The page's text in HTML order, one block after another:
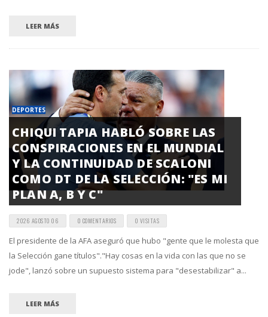
LEER MÁS
DEPORTES
CHIQUI TAPIA HABLÓ SOBRE LAS
CONSPIRACIONES EN EL MUNDIAL
Y LA CONTINUIDAD DE SCALONI
COMO DT DE LA SELECCIÓN: "ES MI
PLAN A, B Y C"
2026 AGOSTO 06 0 COMENTARIOS 0 VISITAS
El presidente de la AFA aseguró que hubo "gente que le molesta que
la Selección gane títulos"."Hay cosas en la vida con las que no se
jode", lanzó sobre un supuesto sistema para "desestabilizar" a...
LEER MÁS